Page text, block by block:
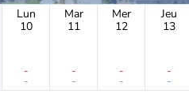
Lun
10
-
-
Mar
11
-
-
Mer
12
-
-
Jeu
13
-
-